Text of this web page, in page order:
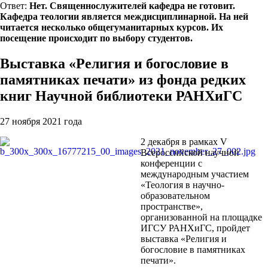
Ответ: Нет. Священнослужителей кафедра не готовит.
Кафедра теологии является междисциплинарной. На ней
читается несколько общегуманитарных курсов. Их
посещение происходит по выбору студентов.
Выставка «Религия и богословие в
памятниках печати» из фонда редких
книг Научной библиотеки РАНХиГС
27 ноября 2021 года
2 декабря в рамках V
Всероссийской научной
конференции с
международным участием
«Теология в научно-
образовательном
пространстве»,
организованной на площадке
ИГСУ РАНХиГС, пройдет
выставка «Религия и
богословие в памятниках
печати».